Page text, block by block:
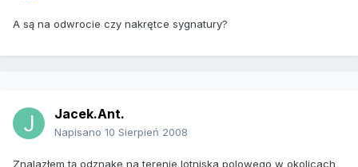
A są na odwrocie czy nakrętce sygnatury?
Jacek.Ant.
Napisano 10 Sierpień 2008
Znalazłem tą odznakę na terenie lotniska polowego w okolicach